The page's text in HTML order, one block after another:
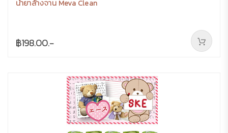
น้ำยาล้างจาน Meva Clean
฿198.00.-